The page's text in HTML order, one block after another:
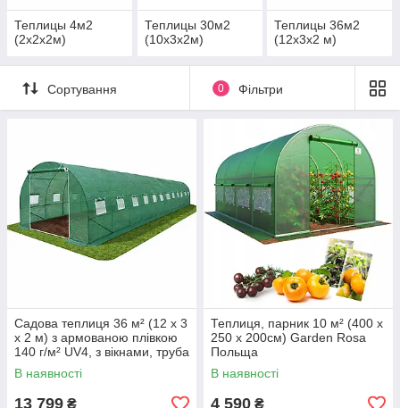
Теплицы 4м2
(2х2х2м)
Теплицы 30м2
(10х3х2м)
Теплицы 36м2
(12х3х2 м)
Сортування 0 Фільтри
Садова теплиця 36 м² (12 х 3
х 2 м) з армованою плівкою
140 г/м² UV4, з вікнами, труба
25 мм, Зелена (Польща)
В наявності
13 799 ₴
Теплиця, парник 10 м² (400 x
250 х 200см) Garden Rosa
Польща
В наявності
4 590 ₴